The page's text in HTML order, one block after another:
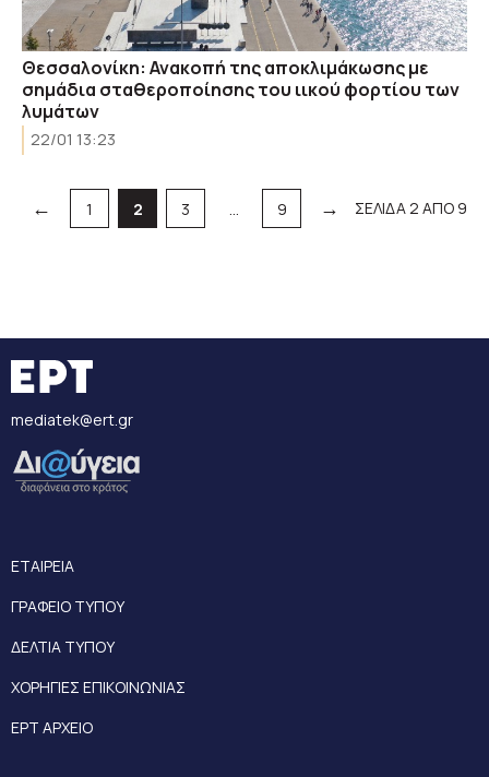
Θεσσαλονίκη: Ανακοπή της αποκλιμάκωσης με
σημάδια σταθεροποίησης του ιικού φορτίου των
λυμάτων
22/01 13:23
← Σελίδα
1 Σελίδα
2 Σελίδα
3 … Σελίδα
9 → ΣΕΛΙΔΑ 2 ΑΠΟ 9
mediatek@ert.gr
ΕΤΑΙΡΕΙΑ
ΓΡΑΦΕΙΟ ΤΥΠΟΥ
ΔΕΛΤΙΑ ΤΥΠΟΥ
ΧΟΡΗΓΙΕΣ ΕΠΙΚΟΙΝΩΝΙΑΣ
ΕΡΤ ΑΡΧΕΙΟ